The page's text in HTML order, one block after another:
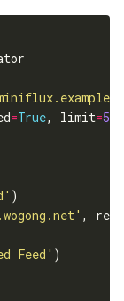
=True, limit=50
, rel
Feed'